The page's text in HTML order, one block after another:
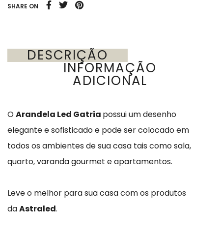
SHARE ON
DESCRIÇÃO
INFORMAÇÃO
ADICIONAL
OArandela Led Gatria possui um desenho
elegante e sofisticado e pode ser colocado em
todos os ambientes de sua casa tais como sala,
quarto, varanda gourmet e apartamentos.
Leve o melhor para sua casa com os produtos
daAstraled.